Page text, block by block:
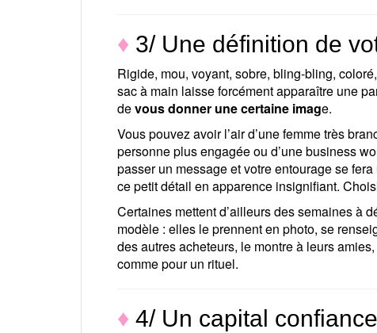
♦ 3/ Une définition de
Rigide, mou, voyant, sobre, bling-bling,
sac à main laisse forcément apparaître une
devous donner une certaine image.
Vous pouvez avoir l’air d’une femme très
personne plus engagée ou d’une business
passer un message et votre entourage se
ce petit détail en apparence insignifiant.
Certaines mettent d’ailleurs des semaines à
modèle : elles le prennent en photo, se
des autres acheteurs, le montre à leurs
comme pour un rituel.
♦ 4/ Un capital confiance